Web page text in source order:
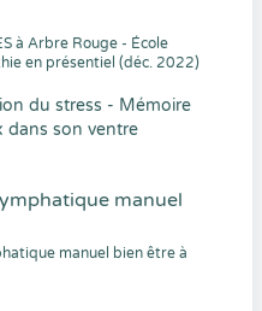
à Arbre Rouge - École
en présentiel (déc. 2022)
du stress - Mémoire
dans son ventre
manuel
manuel bien être à